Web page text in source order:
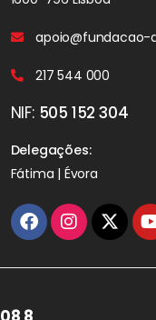
apoio@fundacao-
217 544 000
NIF: 505 152 304
Delegações:
Fátima | Évora